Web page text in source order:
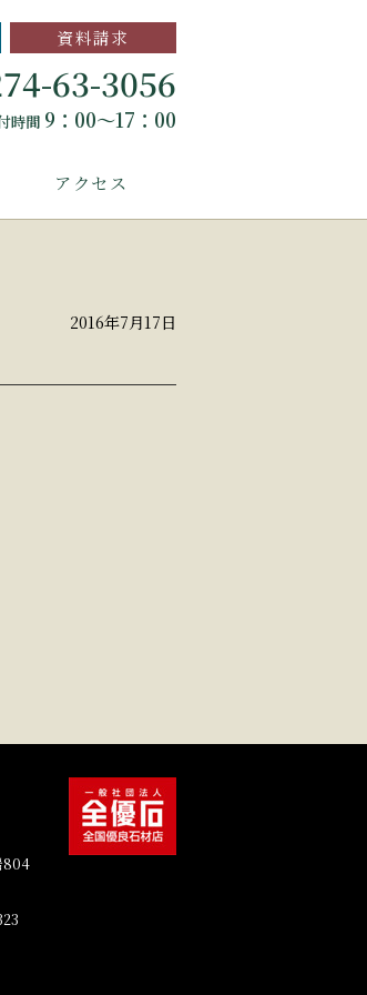
資料請求
63-3056
時間 9：00～17：00
アクセス
2016年7月17日
804